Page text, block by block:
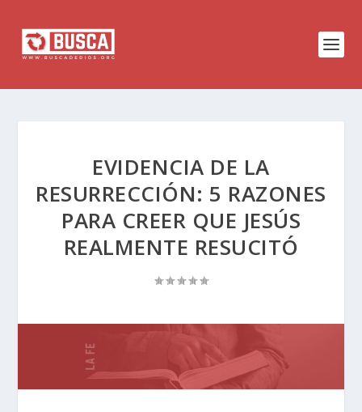
EVIDENCIA DE LA
RESURRECCIÓN: 5 RAZONES
PARA CREER QUE JESÚS
REALMENTE RESUCITÓ